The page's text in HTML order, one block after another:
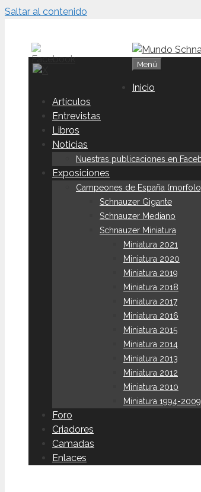
Saltar al contenido
Menú
Inicio
Artículos
Entrevistas
Libros
Noticias
Nuestras publicaciones en
Exposiciones
Campeones de España
Schnauzer Gigante
Schnauzer Mediano
Schnauzer Miniatura
Miniatura 2021
Miniatura 2020
Miniatura 2019
Miniatura 2018
Miniatura 2017
Miniatura 2016
Miniatura 2015
Miniatura 2014
Miniatura 2013
Miniatura 2012
Miniatura 2010
Miniatura 1994-2009
Foro
Criadores
Camadas
Enlaces